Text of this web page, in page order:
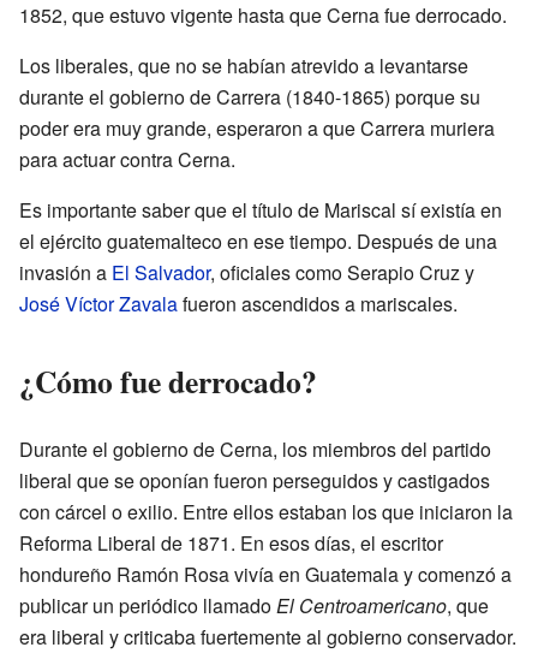
1852, que estuvo vigente hasta que Cerna fue derrocado.
Los liberales, que no se habían atrevido a levantarse
durante el gobierno de Carrera (1840-1865) porque su
poder era muy grande, esperaron a que Carrera muriera
para actuar contra Cerna.
Es importante saber que el título de Mariscal sí existía en
el ejército guatemalteco en ese tiempo. Después de una
invasión a El Salvador, oficiales como Serapio Cruz y
José Víctor Zavalafueron ascendidos a mariscales.
¿Cómo fue derrocado?
Durante el gobierno de Cerna, los miembros del partido
liberal que se oponían fueron perseguidos y castigados
con cárcel o exilio. Entre ellos estaban los que iniciaron la
Reforma Liberal de 1871. En esos días, el escritor
hondureño Ramón Rosa vivía en Guatemala y comenzó a
publicar un periódico llamadoEl Centroamericano, que
era liberal y criticaba fuertemente al gobierno conservador.